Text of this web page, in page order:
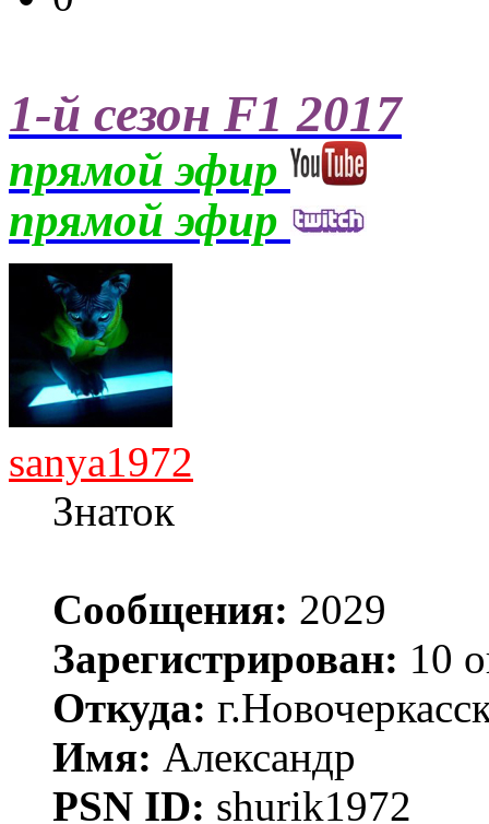
1-й сезон F1 2017
прямой эфир
прямой эфир
sanya1972
Знаток
Сообщения: 2029
Зарегистрирован: 10
Откуда:
Имя: Александр
PSN ID: shurik1972